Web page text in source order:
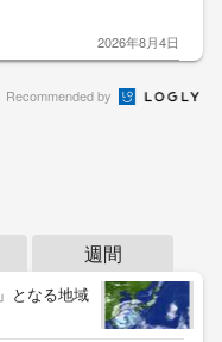
2026年8月4日
Recommended by
週間
となる地域